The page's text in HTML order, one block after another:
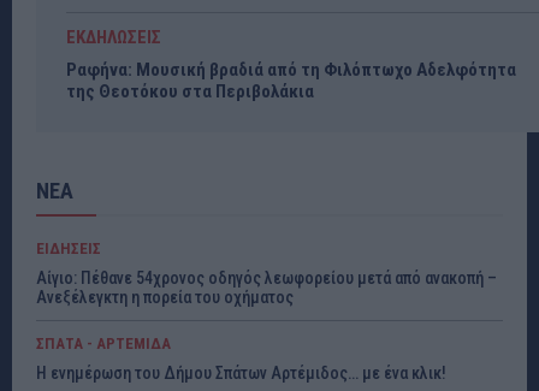
ΕΚΔΗΛΩΣΕΙΣ
Ραφήνα: Μουσική βραδιά από τη Φιλόπτωχο Αδελφότητα
της Θεοτόκου στα Περιβολάκια
ΝΕΑ
ΕΙΔΗΣΕΙΣ
Αίγιο: Πέθανε 54χρονος οδηγός λεωφορείου μετά από ανακοπή –
Ανεξέλεγκτη η πορεία του οχήματος
ΣΠΑΤΑ - ΑΡΤΕΜΙΔΑ
Η ενημέρωση του Δήμου Σπάτων Αρτέμιδος… με ένα κλικ!